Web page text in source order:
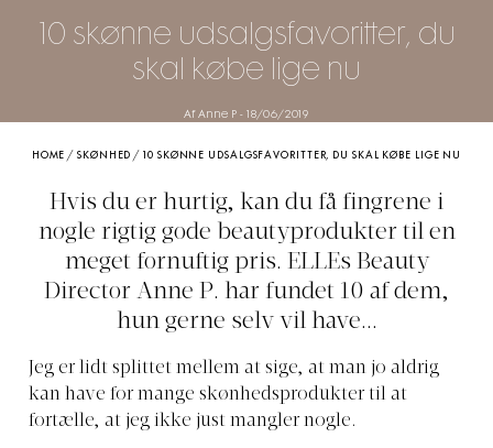
10 skønne udsalgsfavoritter, du
skal købe lige nu
Af Anne P - 18/06/2019
HOME /SKØNHED / 10 SKØNNE UDSALGSFAVORITTER, DU SKAL KØBE LIGE NU
Hvis du er hurtig, kan du få fingrene i
nogle rigtig gode beautyprodukter til en
meget fornuftig pris. ELLEs Beauty
Director Anne P. har fundet 10 af dem,
hun gerne selv vil have...
Jeg er lidt splittet mellem at sige, at man jo aldrig
kan have for mange skønhedsprodukter til at
fortælle, at jeg ikke just mangler nogle.